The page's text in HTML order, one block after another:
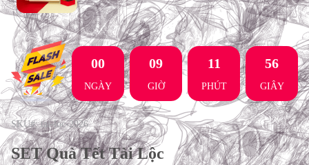
00
NGÀY
09
GIỜ
11
PHÚT
55
GIÂY
SKU#: tai-loc-2026
SET Quà Tết Tài Lộc